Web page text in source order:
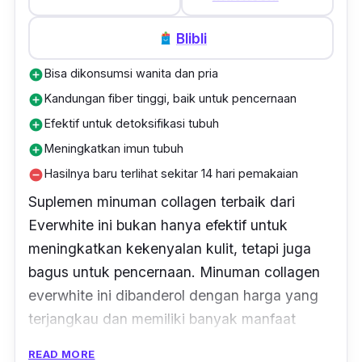
menyegarkan. Meski begitu, minuman ini
menghasilkan kulit yang lebih halus dan
sehat, karena kebutuhan nutrisi yang
terpenuhi dengan baik, jika dikonsumsi secara
rutin.
Meskipun memiliki kandungan kolagen yang
tergolong tinggi, tetapi berat badan kamu
Minuman collagen ini juga tidak menimbulkan
efek samping selama pemakaian ataupun
ketika kamu berhenti mengonsumsinya
sewaktu-waktu.
Blibli
add_circleBisa dikonsumsi wanita dan pria
add_circleKandungan fiber tinggi, baik untuk pencernaan
add_circleEfektif untuk detoksifikasi tubuh
add_circleMeningkatkan imun tubuh
remove_circleHasilnya baru terlihat sekitar 14 hari pemakaian
Suplemen minuman collagen terbaik dari
Everwhite ini bukan hanya efektif untuk
meningkatkan kekenyalan kulit, tetapi juga
bagus untuk pencernaan. Minuman collagen
everwhite ini dibanderol dengan harga yang
terjangkau dan memiliki banyak manfaat
READ MORE